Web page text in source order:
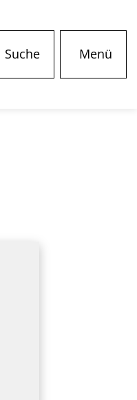
Suche Menü